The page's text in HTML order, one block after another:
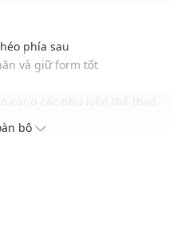
phía sau
và giữ form tốt
bộ